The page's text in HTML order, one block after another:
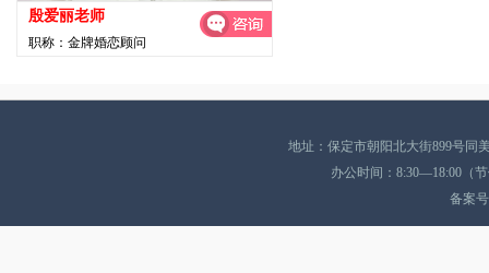
殷爱丽老师
职称：金牌婚恋顾问
地址：保定市朝阳北大街899号同
办公时间：8:30—18:00（
备案